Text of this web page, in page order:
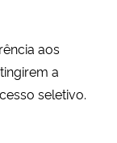
aos
a
seletivo.